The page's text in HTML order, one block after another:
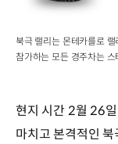
북극 랠리는 몬테카를로
참가하는 모든 경주차는
현지 시간 2월 26
마치고 본격적인